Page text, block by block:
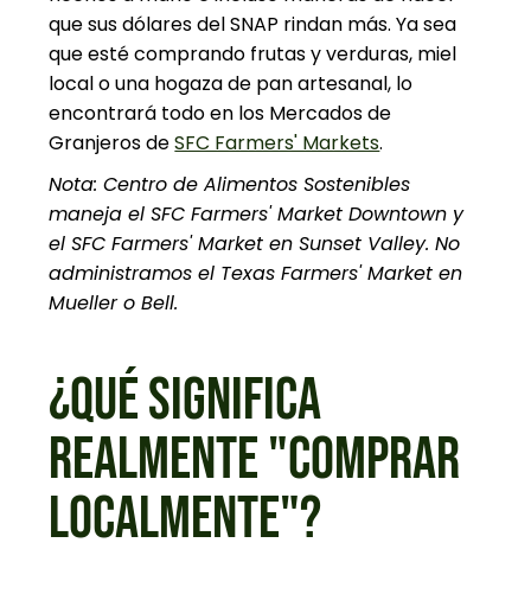
que sus dólares del SNAP rindan más. Ya sea
que esté comprando frutas y verduras, miel
local o una hogaza de pan artesanal, lo
encontrará todo en los Mercados de
Granjeros deSFC Farmers' Markets.
Nota: Centro de Alimentos Sostenibles
maneja el SFC Farmers' Market Downtown y
el SFC Farmers' Market en Sunset Valley. No
administramos el Texas Farmers' Market en
Mueller o Bell.
¿QUÉ SIGNIFICA
REALMENTE "COMPRAR
LOCALMENTE"?